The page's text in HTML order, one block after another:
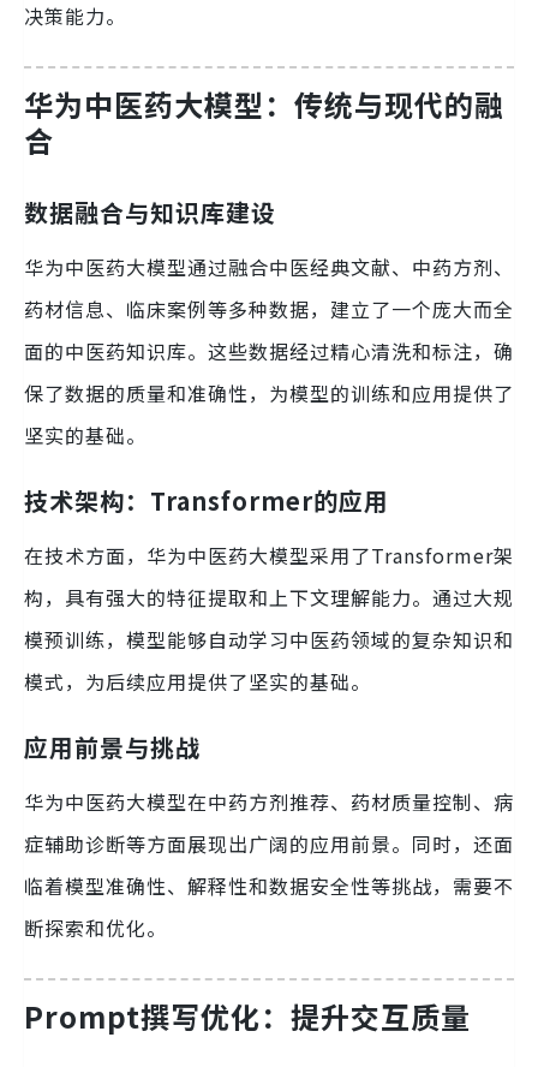
决策能力。
华为中医药大模型：传统与现代的融
合
数据融合与知识库建设
华为中医药大模型通过融合中医经典文献、中药方剂、
药材信息、临床案例等多种数据，建立了一个庞大而全
面的中医药知识库。这些数据经过精心清洗和标注，确
保了数据的质量和准确性，为模型的训练和应用提供了
坚实的基础。
技术架构：Transformer的应用
在技术方面，华为中医药大模型采用了Transformer架
构，具有强大的特征提取和上下文理解能力。通过大规
模预训练，模型能够自动学习中医药领域的复杂知识和
模式，为后续应用提供了坚实的基础。
应用前景与挑战
华为中医药大模型在中药方剂推荐、药材质量控制、病
症辅助诊断等方面展现出广阔的应用前景。同时，还面
临着模型准确性、解释性和数据安全性等挑战，需要不
断探索和优化。
Prompt撰写优化：提升交互质量